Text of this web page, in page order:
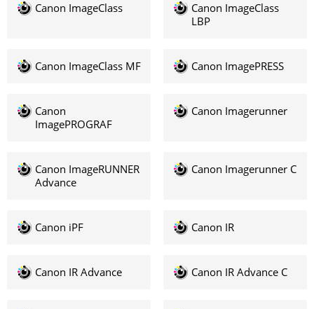
Canon ImageClass
Canon ImageClass
LBP
Canon ImageClass MF Canon ImagePRESS
Canon
ImagePROGRAF
Canon Imagerunner
Canon ImageRUNNER
Advance
Canon Imagerunner C
Canon iPF Canon IR
Canon IR Advance Canon IR Advance C